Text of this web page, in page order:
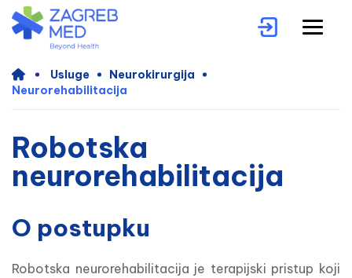
Usluge
Neurokirurgija
Neurorehabilitacija
Robotska
neurorehabilitacija
O postupku
Robotska neurorehabilitacija je terapijski pristup koji